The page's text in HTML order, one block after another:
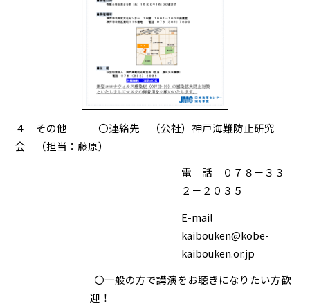
４ その他 〇連絡先 （公社）神戸海難防止研究
会 （担当：藤原）
電 話 ０７８－３３
２－２０３５
E-mail
kaibouken@kobe-
kaibouken.or.jp
〇一般の方で講演をお聴きになりたい方歓
迎！